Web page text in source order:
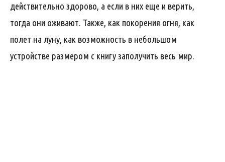
действительно здорово, а если в них еще и верить,
тогда они оживают. Также, как покорения огня, как
полет на луну, как возможность в небольшом
устройстве размером с книгу заполучить весь мир.